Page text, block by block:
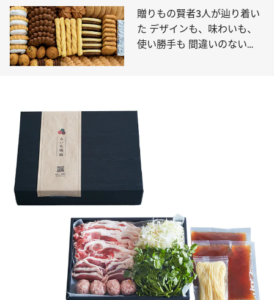
贈りもの賢者3人が辿り着い
た デザインも、味わいも、
使い勝手も 間違いのない